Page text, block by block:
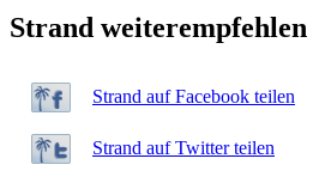
Strand weiterempfehlen
Strand auf Facebook teilen
Strand auf Twitter teilen